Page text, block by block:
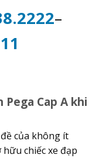
–
Cap A khi
của không ít
chiếc xe đạp